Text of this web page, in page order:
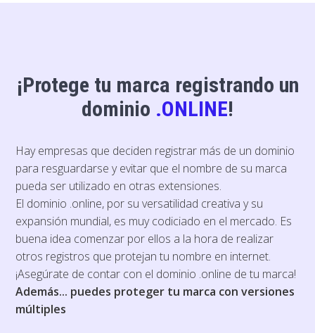
¡Protege tu marca registrando un
dominio .ONLINE!
Hay empresas que deciden registrar más de un dominio
para resguardarse y evitar que el nombre de su marca
pueda ser utilizado en otras extensiones.
El dominio .online, por su versatilidad creativa y su
expansión mundial, es muy codiciado en el mercado. Es
buena idea comenzar por ellos a la hora de realizar
otros registros que protejan tu nombre en internet.
¡Asegúrate de contar con el dominio .online de tu marca!
Además... puedes proteger tu marca con versiones
múltiples